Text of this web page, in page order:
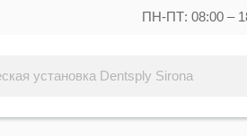
ПН-ПТ: 08:00 –